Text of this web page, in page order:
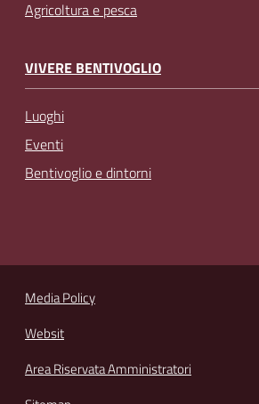
Agricoltura e pesca
VIVERE BENTIVOGLIO
Luoghi
Eventi
Bentivoglio e dintorni
Media Policy
Websit
Area Riservata Amministratori